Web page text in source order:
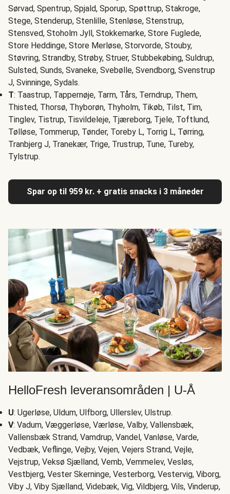
Sørvad, Spentrup, Spjald, Sporup, Spøttrup, Stakroge,
Stege, Stenderup, Stenlille, Stenløse, Stenstrup,
Stensved, Stoholm Jyll, Stokkemarke, Store Fuglede,
Store Heddinge, Store Merløse, Storvorde, Stouby,
Støvring, Strandby, Strøby, Struer, Stubbekøbing, Suldrup,
Sulsted, Sunds, Svaneke, Svebølle, Svendborg, Svenstrup
J, Svinninge, Sydals.
T: Taastrup, Tappernøje, Tarm, Tårs, Terndrup, Them,
Thisted, Thorsø, Thyborøn, Thyholm, Tikøb, Tilst, Tim,
Tinglev, Tistrup, Tisvildeleje, Tjæreborg, Tjele, Toftlund,
Tølløse, Tommerup, Tønder, Toreby L, Torrig L, Tørring,
Tranbjerg J, Tranekær, Trige, Trustrup, Tune, Tureby,
Tylstrup.
Spar op til 959 kr. + gratis snacks i 3 måneder
HelloFresh leveransområden | U-Å
U: Ugerløse, Uldum, Ulfborg, Ullerslev, Ulstrup.
V: Vadum, Væggerløse, Værløse, Valby, Vallensbæk,
Vallensbæk Strand, Vamdrup, Vandel, Vanløse, Varde,
Vedbæk, Veflinge, Vejby, Vejen, Vejers Strand, Vejle,
Vejstrup, Veksø Sjælland, Vemb, Vemmelev, Vesløs,
Vestbjerg, Vester Skerninge, Vesterborg, Vestervig, Viborg,
Viby J, Viby Sjælland, Videbæk, Vig, Vildbjerg, Vils, Vinderup,